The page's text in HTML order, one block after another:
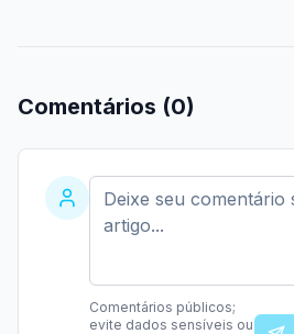
Comentários (0)
Comentários públicos;
evite dados sensíveis ou